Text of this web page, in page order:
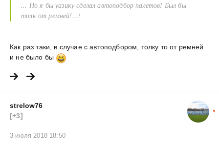
... Но я бы уазику сделал автоподбор палетов! Был бы
толк от ремней!...!
Как раз таки, в случае с автоподбором, толку то от ремней
и не было бы
strelow76
[+3]
3 июля 2018 18:50